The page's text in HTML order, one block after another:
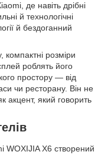
де навіть дрібні
й технологічні
й бездоганний
компактні розміри
роблять його
простору — від
чи ресторану. Він не
акцент, який говорить
WOXIJIA X6 створений